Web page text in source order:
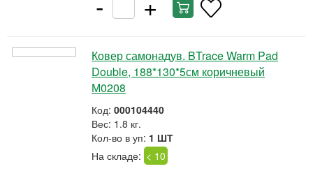
Ковер самонадув. BTrace Warm Pad
Double, 188*130*5см коричневый
М0208
Код: 000104440
Вес: 1.8 кг.
Кол-во в уп: 1 ШТ
На складе: < 10